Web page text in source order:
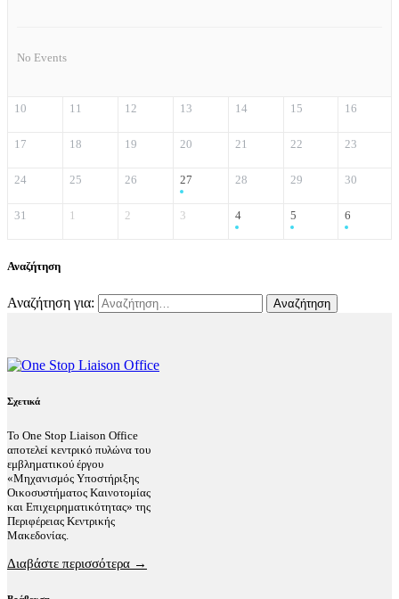
No Events
10 11 12 13 14 15 16
17 18 19 20 21 22 23
24 25 26 27 28 29 30
31 1 2 3 4 5 6
Αναζήτηση
Αναζήτηση για:
Σχετικά
Το One Stop Liaison Office
αποτελεί κεντρικό πυλώνα του
εμβληματικού έργου
«Μηχανισμός Υποστήριξης
Οικοσυστήματος Καινοτομίας
και Επιχειρηματικότητας» της
Περιφέρειας Κεντρικής
Μακεδονίας.
Διαβάστε περισσότερα →